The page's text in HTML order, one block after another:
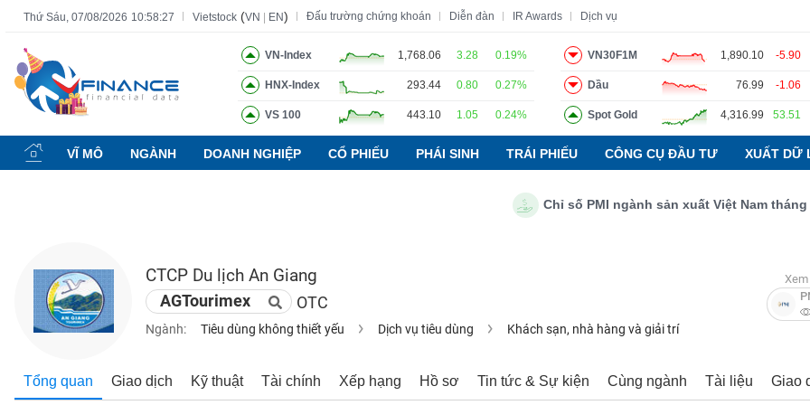
Thứ Sáu, 07/08/2026 10:58:28 Vietstock (VN EN) Đấu trường chứng khoán Diễn đàn IR Awards Dịch vụ
VN-Index 1,768.06 3.28 0.19%
HNX-Index 293.44 0.80 0.27%
VS 100 443.10 1.05 0.24%
VN30F1M 1,890.10 -5.90
Dầu 76.99 -1.06
Spot Gold 4,316.99 53.51
VĨ MÔ NGÀNH DOANH NGHIỆP CỔ PHIẾU PHÁI SINH TRÁI PHIẾU CÔNG CỤ ĐẦU TƯ XUẤT DỮ
Chỉ số PMI ngành sản xuất Việt Nam tháng 7/
CTCP Du lịch An Giang
AGTourimex OTC
Ngành: Tiêu dùng không thiết yếu Dịch vụ tiêu dùng Khách sạn, nhà hàng và giải trí
Tổng quan Giao dịch Kỹ thuật Tài chính Xếp hạng Hồ sơ Tin tức & Sự kiện Cùng ngành Tài liệu Giao
Tất cả Tính năng Ngành Mã chứng khoán Lãnh đạo Báo cáo phân tích Thuật ngữ
Tính
năng
(-)
CHỨNG
KHOÁN
NGHIỆP